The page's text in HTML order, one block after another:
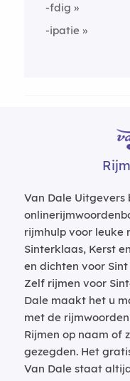
-fdig
-ipatie
Van Dale
rijmhulp voor leuke
Sinterklaas, Kerst
en dichten voor
Zelf rijmen voor
Dale maakt het u
met de
Rijmen op naam of
gezegden. Het
Van Dale staat